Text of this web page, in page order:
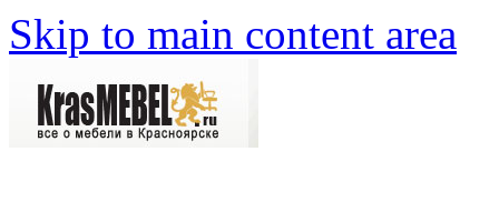
Skip to main content area